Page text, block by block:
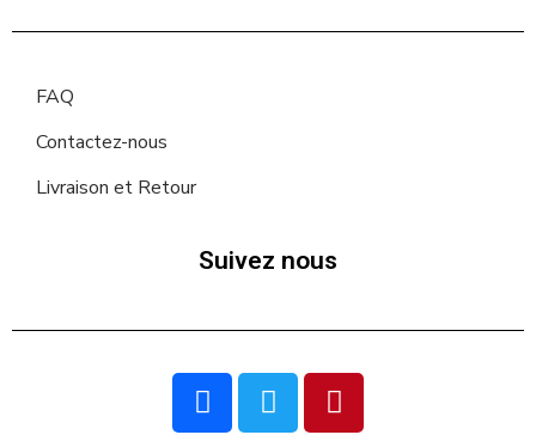
FAQ
Contactez-nous
Livraison et Retour
Suivez nous